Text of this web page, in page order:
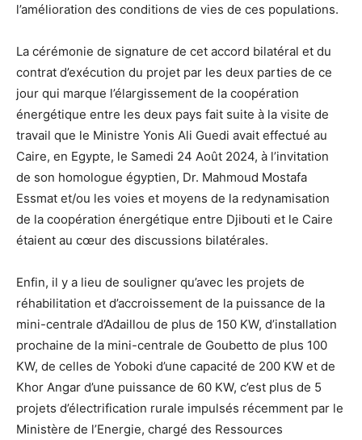
l’amélioration des conditions de vies de ces populations.
La cérémonie de signature de cet accord bilatéral et du
contrat d’exécution du projet par les deux parties de ce
jour qui marque l’élargissement de la coopération
énergétique entre les deux pays fait suite à la visite de
travail que le Ministre Yonis Ali Guedi avait effectué au
Caire, en Egypte, le Samedi 24 Août 2024, à l’invitation
de son homologue égyptien, Dr. Mahmoud Mostafa
Essmat et/ou les voies et moyens de la redynamisation
de la coopération énergétique entre Djibouti et le Caire
étaient au cœur des discussions bilatérales.
Enfin, il y a lieu de souligner qu’avec les projets de
réhabilitation et d’accroissement de la puissance de la
mini-centrale d’Adaillou de plus de 150 KW, d’installation
prochaine de la mini-centrale de Goubetto de plus 100
KW, de celles de Yoboki d’une capacité de 200 KW et de
Khor Angar d’une puissance de 60 KW, c’est plus de 5
projets d’électrification rurale impulsés récemment par le
Ministère de l’Energie, chargé des Ressources